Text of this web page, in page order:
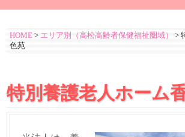
HOME > エリア別（高松高齢者保健福祉圏域） >
色苑
特別養護老人ホーム